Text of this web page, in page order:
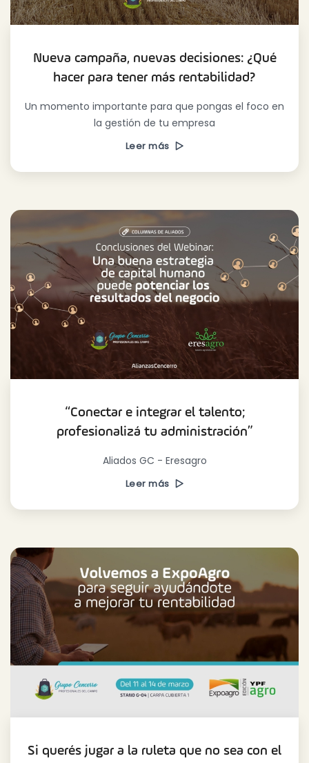
Nueva campaña, nuevas decisiones: ¿Qué
hacer para tener más rentabilidad?
Un momento importante para que pongas el foco en
la gestión de tu empresa
Leer más
“Conectar e integrar el talento;
profesionalizá tu administración”
Aliados GC - Eresagro
Leer más
Si querés jugar a la ruleta que no sea con el